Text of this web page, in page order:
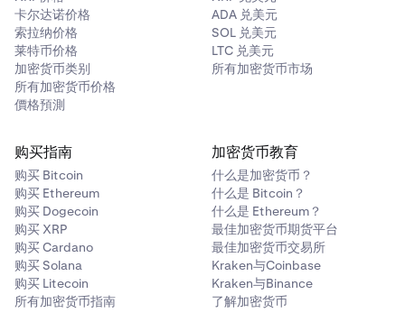
卡尔达诺价格
索拉纳价格
莱特币价格
加密货币类别
所有加密货币价格
價格預測
ADA 兑美元
SOL 兑美元
LTC 兑美元
所有加密货币市场
购买指南
购买 Bitcoin
购买 Ethereum
购买 Dogecoin
购买 XRP
购买 Cardano
购买 Solana
购买 Litecoin
所有加密货币指南
加密货币教育
什么是加密货币？
什么是 Bitcoin？
什么是 Ethereum？
最佳加密货币期货平台
最佳加密货币交易所
Kraken与Coinbase
Kraken与Binance
了解加密货币